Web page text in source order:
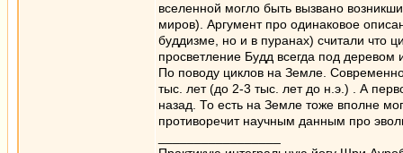
вселенной могло быть вызвано
миров). Аргумент про одинаковое
буддизме, но и в пуранах) считали что
просветление Будд всегда под деревом
По поводу циклов на Земле.
тыс. лет (до 2-3 тыс. лет до н.э.) . А
назад. То есть на Земле тоже вполне
противоречит научным данным про